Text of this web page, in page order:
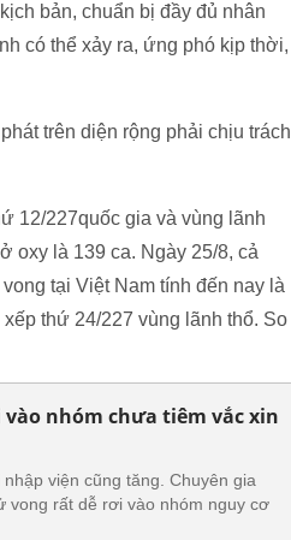
bản, chuẩn bị đầy đủ nhân
có thể xảy ra, ứng phó kịp thời,
trên diện rộng phải chịu trách
12/227quốc gia và vùng lãnh
oxy là 139 ca. Ngày 25/8, cả
tại Việt Nam tính đến nay là
thứ 24/227 vùng lãnh thổ. So
nhóm chưa tiêm vắc xin
viện cũng tăng. Chuyên gia
vong rất dễ rơi vào nhóm nguy cơ